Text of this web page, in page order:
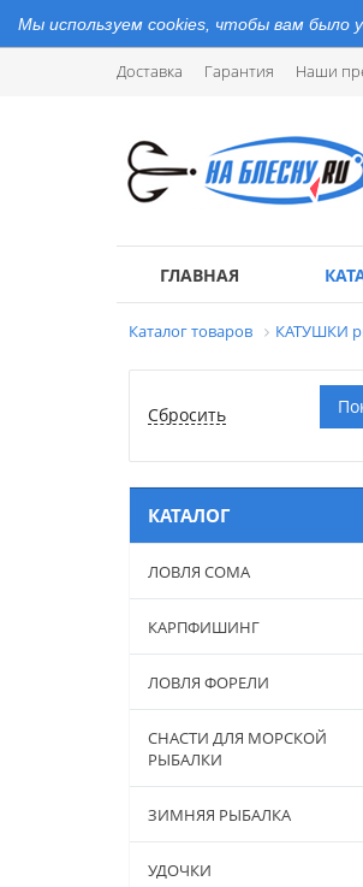
Мы используем cookies, чтобы вам было
Доставка Гарантия Наши
ГЛАВНАЯ
Каталог товаров КАТУШКИ
КАТАЛОГ
ЛОВЛЯ СОМА
КАРПФИШИНГ
ЛОВЛЯ ФОРЕЛИ
СНАСТИ ДЛЯ МОРСКОЙ
РЫБАЛКИ
ЗИМНЯЯ РЫБАЛКА
УДОЧКИ